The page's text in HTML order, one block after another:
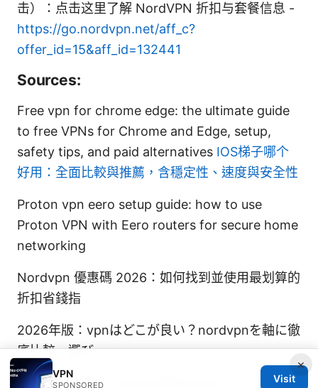
击）：点击这里了解 NordVPN 折扣与套餐信息 -
https://go.nordvpn.net/aff_c?
offer_id=15&aff_id=132441
Sources:
Free vpn for chrome edge: the ultimate guide
to free VPNs for Chrome and Edge, setup,
safety tips, and paid alternatives IOS梯子哪个
好用：全面比較與推薦，含穩定性、速度與安全性
Proton vpn eero setup guide: how to use
Proton VPN with Eero routers for secure home
networking
Nordvpn 優惠碼 2026：如何找到並使用最划算的
折扣省錢指
2026年版：vpnはどこが良い？nordvpnを軸に徹
底比較・選び
Nordvpn basic vs plus differences
×
VPN
SPONSORED
Visit